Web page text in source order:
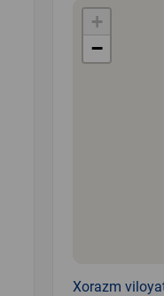
+
−
Xorazm